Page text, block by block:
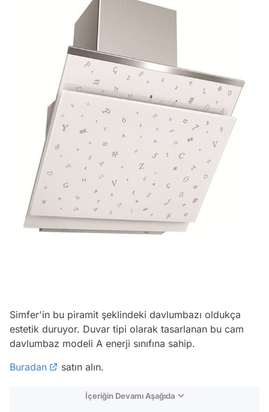
Simfer'in bu piramit şeklindeki davlumbazı oldukça
estetik duruyor. Duvar tipi olarak tasarlanan bu cam
davlumbaz modeli A enerji sınıfına sahip.
Buradan
satın alın.
İçeriğin Devamı Aşağıda